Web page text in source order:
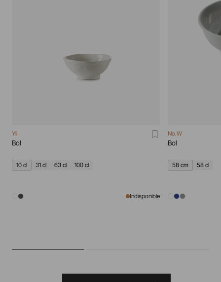
Yli
Bol
10 cl 31 cl 63 cl 100 cl
Indisponible
No.W
Bol
58 cm 58 cl